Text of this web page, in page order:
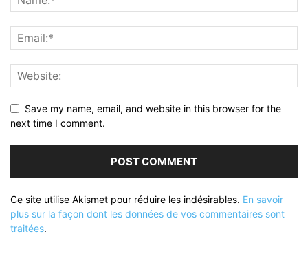
Save my name, email, and website in this browser for the
next time I comment.
Ce site utilise Akismet pour réduire les indésirables. En savoir
plus sur la façon dont les données de vos commentaires sont
traitées.